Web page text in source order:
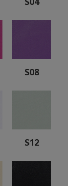
S08
S12